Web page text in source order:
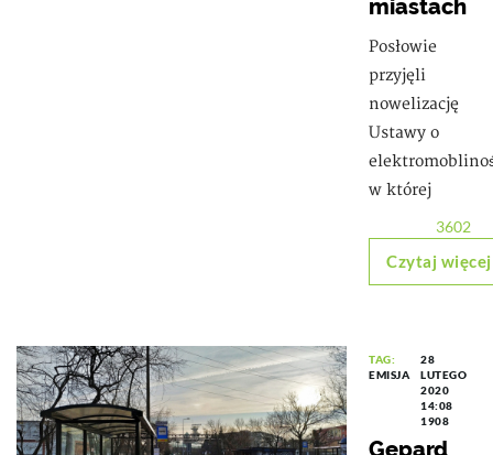
miastach
Posłowie
przyjęli
nowelizację
Ustawy o
w której
3602
Czytaj więcej
TAG:
EMISJA
28
LUTEGO
2020
14:08
1908
Gepard